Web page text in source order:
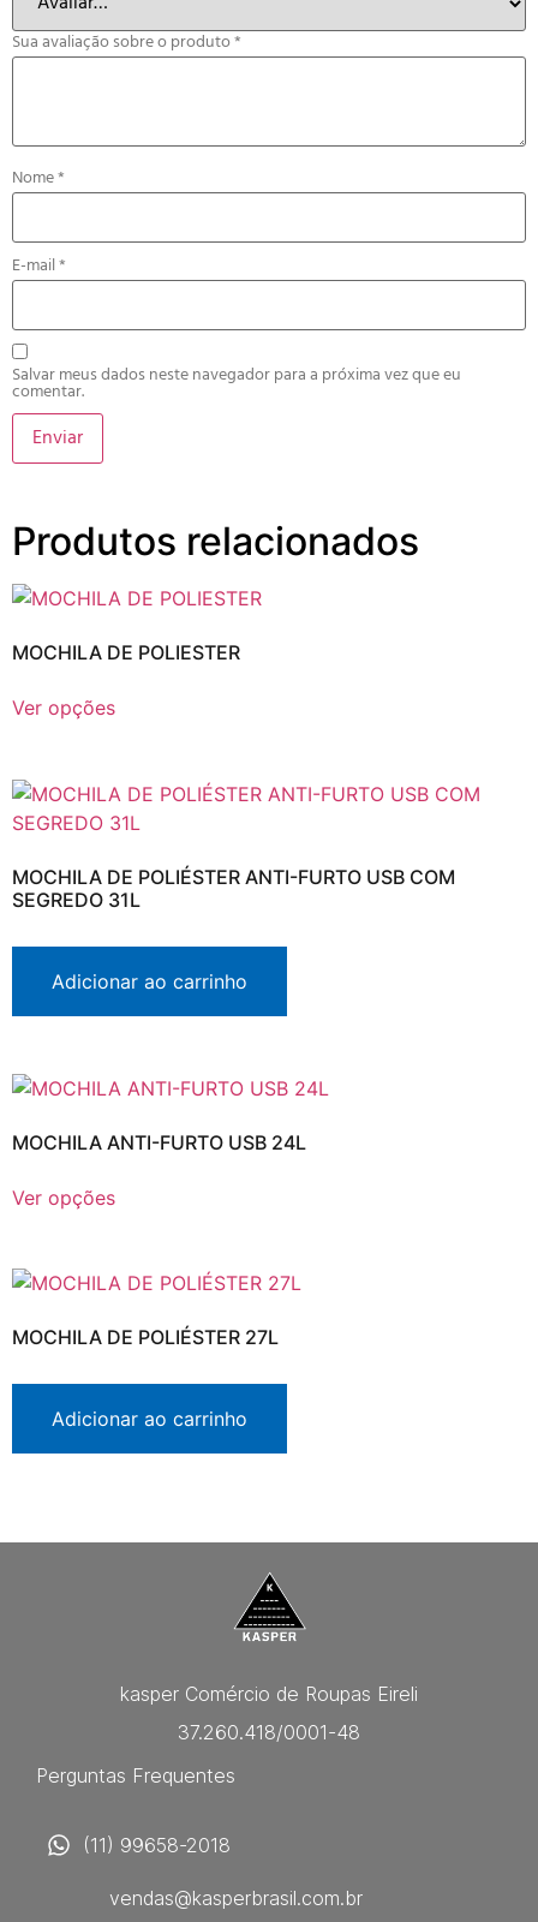
Sua avaliação sobre o produto*
Nome*
E-mail*
Salvar meus dados neste navegador para a próxima vez que eu
comentar.
Produtos relacionados
MOCHILA DE POLIESTER
Ver opções
MOCHILA DE POLIÉSTER ANTI-FURTO USB COM
SEGREDO 31L
Adicionar ao carrinho
MOCHILA ANTI-FURTO USB 24L
Ver opções
MOCHILA DE POLIÉSTER 27L
Adicionar ao carrinho
kasper Comércio de Roupas Eireli
37.260.418/0001-48
Perguntas Frequentes
(11) 99658-2018
vendas@kasperbrasil.com.br